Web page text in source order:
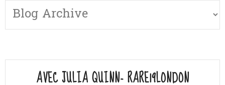
AVEC JULIA QUINN- RARE19LONDON